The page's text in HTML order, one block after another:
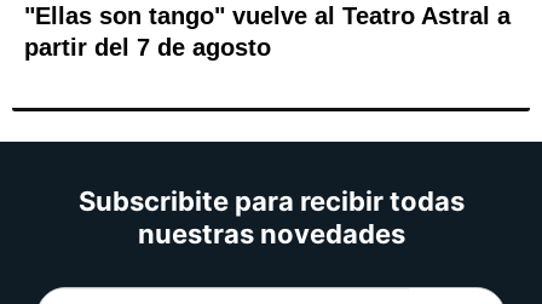
"Ellas son tango" vuelve al Teatro Astral a
partir del 7 de agosto
Subscribite para recibir todas
nuestras novedades